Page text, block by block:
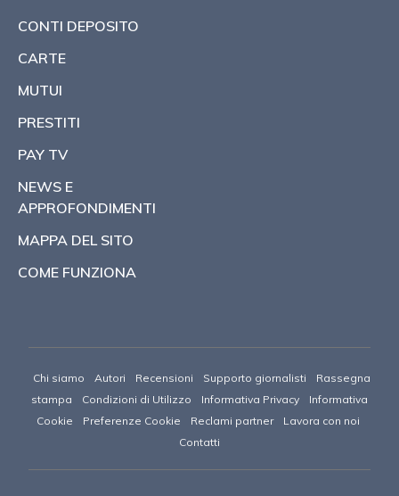
CONTI DEPOSITO
CARTE
MUTUI
PRESTITI
PAY TV
NEWS E
APPROFONDIMENTI
MAPPA DEL SITO
COME FUNZIONA
Chi siamo Autori Recensioni Supporto giornalisti
Rassegna
stampa
Condizioni di Utilizzo Informativa Privacy
Informativa
Cookie
Preferenze Cookie Reclami partner
Lavora con noi
Contatti